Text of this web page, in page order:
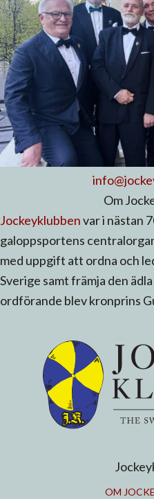
Om
Jockeyklubbenvar i nästan
galoppsportens
med uppgift att ordna och
Sverige samt främja den
ordförande blev kronprins
OM